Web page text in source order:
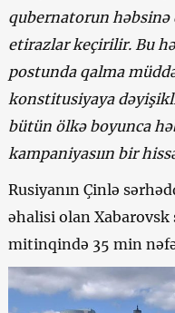
qubernatorun
etirazlar keçirilir. Bu
postunda qalma
konstitusiyaya
bütün ölkə boyunca
kampaniyasıın bir
Rusiyanın Çinlə
əhalisi olan
mitinqində 35 min